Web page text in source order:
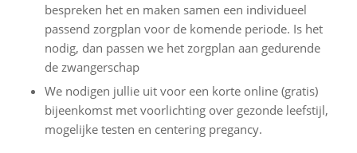
bespreken het en maken samen een individueel
passend zorgplan voor de komende periode. Is het
nodig, dan passen we het zorgplan aan gedurende
de zwangerschap
We nodigen jullie uit voor een korte online (gratis)
bijeenkomst met voorlichting over gezonde leefstijl,
mogelijke testen en centering pregancy.